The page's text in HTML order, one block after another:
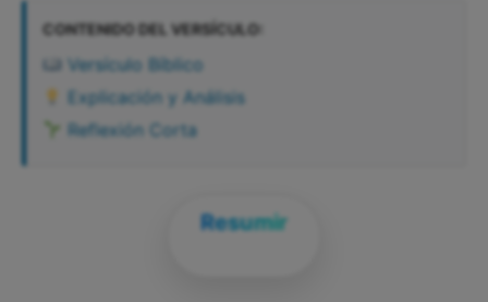
CONTENIDO DEL VERSÍCULO:
Versículo Bíblico
Explicación y Análisis
Reflexión Corta
Resumir